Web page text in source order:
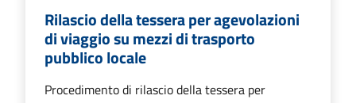
Rilascio della tessera per agevolazioni
di viaggio su mezzi di trasporto
pubblico locale
Procedimento di rilascio della tessera per